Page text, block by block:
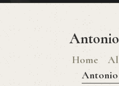
Home
HOME
GALLERY
BOOK A TABLE